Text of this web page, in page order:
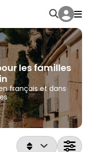
les familles
français et dans